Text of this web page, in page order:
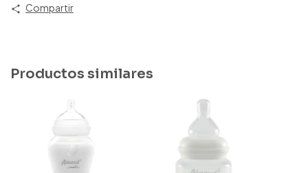
Compartir
Productos similares